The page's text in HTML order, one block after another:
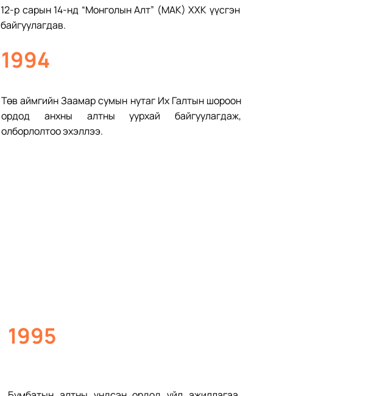
12-р сарын 14-нд “Монголын Алт” (МАК) ХХК үүсгэн
байгуулагдав.
1994
Төв аймгийн Заамар сумын нутаг Их Галтын шороон
ордод анхны алтны уурхай байгуулагдаж,
олборлолтоо эхэллээ.
1995